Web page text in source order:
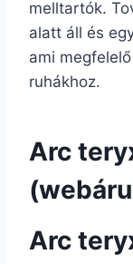
melltartók.
alatt áll és
ami
ruhákhoz.
Arc
Arc